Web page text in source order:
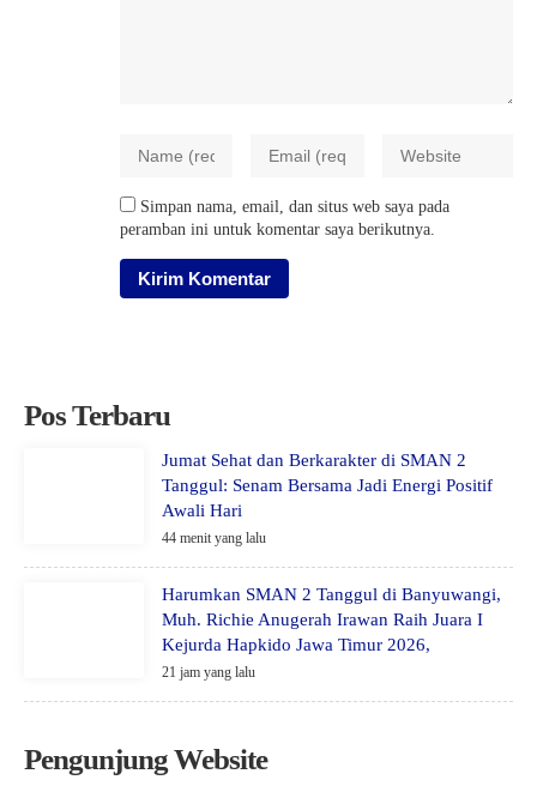
Simpan nama, email, dan situs web saya pada
peramban ini untuk komentar saya berikutnya.
Pos Terbaru
Jumat Sehat dan Berkarakter di SMAN 2
Tanggul: Senam Bersama Jadi Energi Positif
Awali Hari
44 menit yang lalu
Harumkan SMAN 2 Tanggul di Banyuwangi,
Muh. Richie Anugerah Irawan Raih Juara I
Kejurda Hapkido Jawa Timur 2026,
21 jam yang lalu
Pengunjung Website